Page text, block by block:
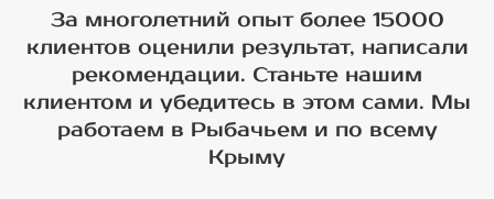
За многолетний опыт более 15000
клиентов оценили результат, написали
рекомендации. Станьте нашим
клиентом и убедитесь в этом сами. Мы
работаем в Рыбачьем и по всему
Крыму